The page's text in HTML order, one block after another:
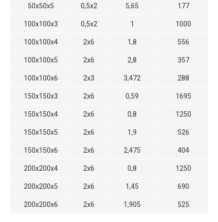
50х50х5 0,5х2 5,65 177
100х100х3 0,5х2 1 1000
100х100х4 2х6 1,8 556
100х100х5 2х6 2,8 357
100х100х6 2х3 3,472 288
150х150х3 2х6 0,59 1695
150х150х4 2х6 0,8 1250
150х150х5 2х6 1,9 526
150х150х6 2х6 2,475 404
200х200х4 2х6 0,8 1250
200х200х5 2х6 1,45 690
200х200х6 2х6 1,905 525